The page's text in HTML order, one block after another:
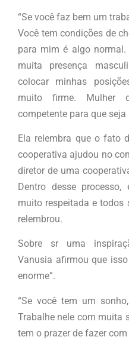
“Se você faz bem um
Você tem condições de
para mim é algo
muita presença
colocar minhas
muito firme. Mulher
competente para que seja
Ela relembra que o fato
cooperativa ajudou no
diretor de uma
Dentro desse
muito respeitada e todos
relembrou.
Sobre sr uma
Vanusia afirmou que
enorme”.
“Se você tem um
Trabalhe nele com muita
tem o prazer de fazer